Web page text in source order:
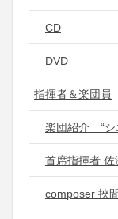
CD
DVD
指揮者＆楽団員
楽団紹介 “シ
首席指揮者
composer 挾